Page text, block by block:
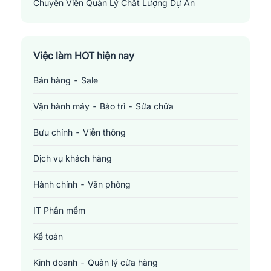
Chuyên Viên Quản Lý Chất Lượng Dự Án
Việc làm HOT hiện nay
Bán hàng - Sale
Vận hành máy - Bảo trì - Sửa chữa
Bưu chính - Viễn thông
Dịch vụ khách hàng
Hành chính - Văn phòng
IT Phần mềm
Kế toán
Kinh doanh - Quản lý cửa hàng